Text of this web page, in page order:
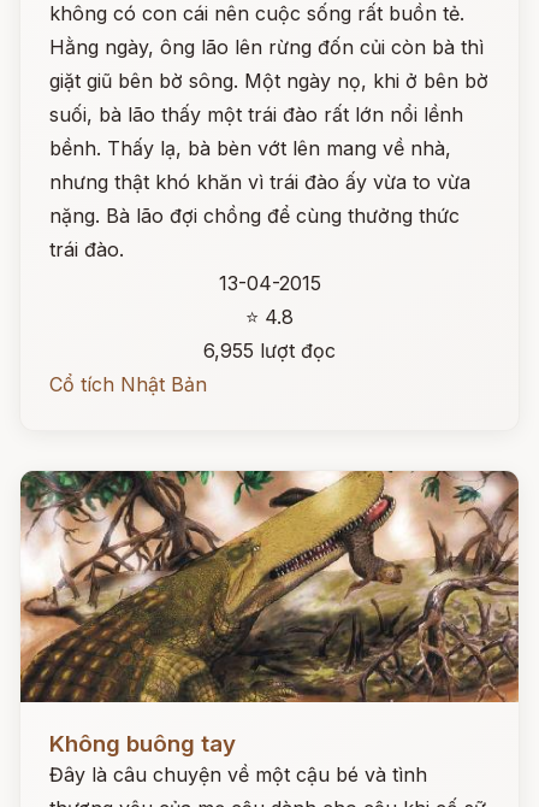
không có con cái nên cuộc sống rất buồn tẻ.
Hằng ngày, ông lão lên rừng đốn củi còn bà thì
giặt giũ bên bờ sông. Một ngày nọ, khi ở bên bờ
suối, bà lão thấy một trái đào rất lớn nổi lềnh
bềnh. Thấy lạ, bà bèn vớt lên mang về nhà,
nhưng thật khó khăn vì trái đào ấy vừa to vừa
nặng. Bà lão đợi chồng để cùng thưởng thức
trái đào.
13-04-2015
⭐ 4.8
6,955 lượt đọc
Cổ tích Nhật Bản
Không buông tay
Đây là câu chuyện về một cậu bé và tình